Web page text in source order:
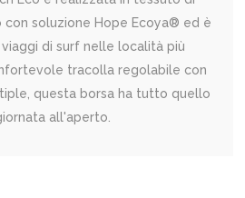
soluzione Hope Ecoya® ed è
di surf nelle località più
tracolla regolabile con
questa borsa ha tutto quello
all'aperto.